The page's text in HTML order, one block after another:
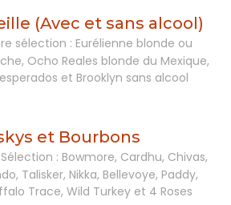
(Avec et sans alcool)
sélection : Eurélienne blonde ou
Ocho Reales blonde du Mexique,
et Brooklyn sans alcool
et Bourbons
: Bowmore, Cardhu, Chivas,
Talisker, Nikka, Bellevoye, Paddy,
Trace, Wild Turkey et 4 Roses